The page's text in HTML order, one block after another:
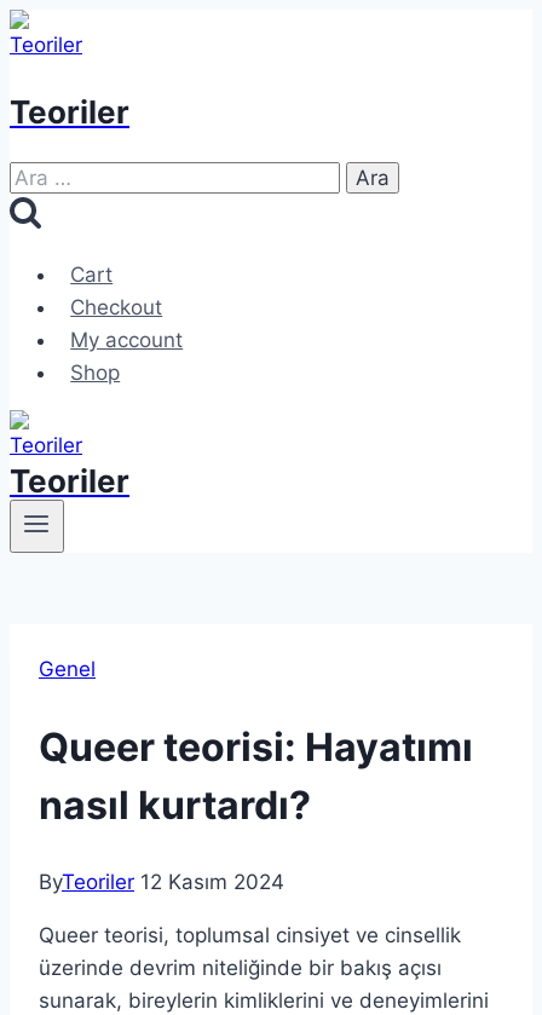
Skip
to
Teoriler
Arama:
Cart
Checkout
My account
Shop
Teoriler
Genel
Queer teorisi: Hayatımı
nasıl kurtardı?
ByTeoriler 12 Kasım 2024
Queer teorisi, toplumsal cinsiyet ve cinsellik
üzerinde devrim niteliğinde bir bakış açısı
sunarak, bireylerin kimliklerini ve deneyimlerini